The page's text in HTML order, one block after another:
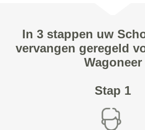
In 3 stappen uw
vervangen geregeld
Wagoneer
Stap 1